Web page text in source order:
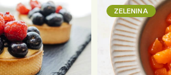
ZELENINA